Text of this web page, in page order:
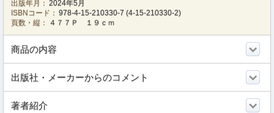
出版年月： 2024年5月
ISBNコード： 978-4-15-210330-7 (4-15-210330-2)
頁数・縦：
４７７Ｐ １９ｃｍ
商品の内容
出版社・メーカーからのコメント
著者紹介